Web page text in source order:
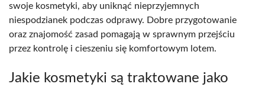
swoje kosmetyki, aby uniknąć nieprzyjemnych
niespodzianek podczas odprawy. Dobre przygotowanie
oraz znajomość zasad pomagają w sprawnym przejściu
przez kontrolę i cieszeniu się komfortowym lotem.
Jakie kosmetyki są traktowane jako